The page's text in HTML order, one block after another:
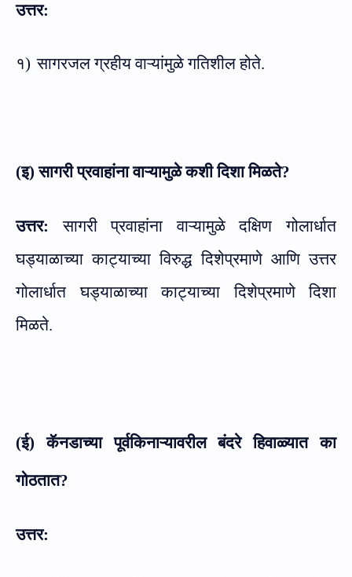
उत्तर:
१) सागरजल ग्रहीय वाऱ्यांमुळे गतिशील होते.
(इ) सागरी प्रवाहांना वाऱ्यामुळे कशी दिशा मिळते?
उत्तर: सागरी प्रवाहांना वाऱ्यामुळे दक्षिण गोलार्धात
घड्याळाच्या काट्याच्या विरुद्ध दिशेप्रमाणे आणि उत्तर
गोलार्धात घड्याळाच्या काट्याच्या दिशेप्रमाणे दिशा
मिळते.
(ई) कॅनडाच्या पूर्वकिनाऱ्यावरील बंदरे हिवाळ्यात का
गोठतात?
उत्तर: